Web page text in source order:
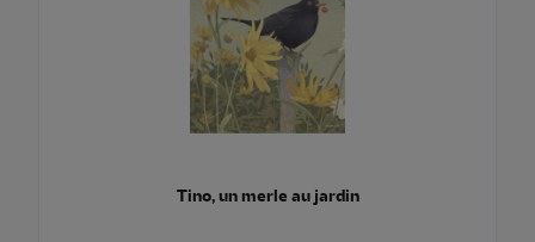
Tino, un merle au jardin